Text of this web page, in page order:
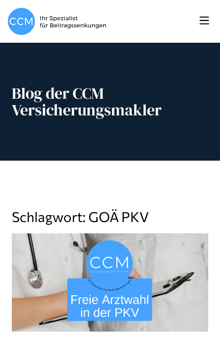
Blog der CCM
Versicherungsmakler
Schlagwort: GOÄ PKV